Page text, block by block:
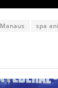
Manaus spa